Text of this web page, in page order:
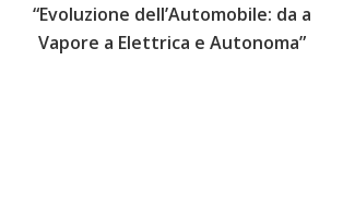
“Evoluzione dell’Automobile: da a
Vapore a Elettrica e Autonoma”